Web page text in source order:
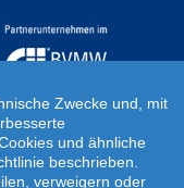
abgestimmt!
Zwecke und, mit
und ähnliche
beschrieben.
verweigern oder